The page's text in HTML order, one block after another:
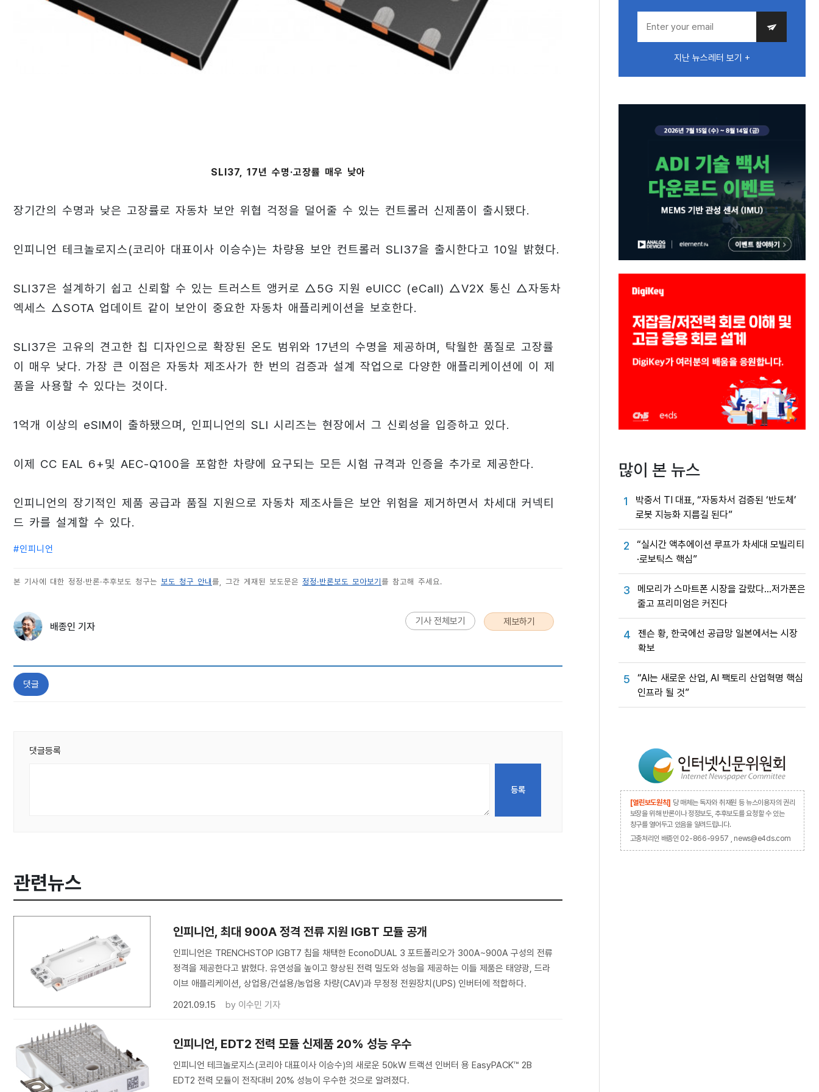
SLI37, 17년 수명·고장률 매우 낮아
장기간의 수명과 낮은 고장률로 자동차 보안 위협 걱정을 덜어줄 수 있는 컨트롤러 신제품이 출시됐다.
인피니언 테크놀로지스(코리아 대표이사 이승수)는 차량용 보안 컨트롤러 SLI37을 출시한다고 10일 밝혔다.
SLI37은 설계하기 쉽고 신뢰할 수 있는 트러스트 앵커로 △5G 지원 eUICC (eCall) △V2X 통신 △자동차
엑세스 △SOTA 업데이트 같이 보안이 중요한 자동차 애플리케이션을 보호한다.
SLI37은 고유의 견고한 칩 디자인으로 확장된 온도 범위와 17년의 수명을 제공하며, 탁월한 품질로 고장률
이 매우 낮다. 가장 큰 이점은 자동차 제조사가 한 번의 검증과 설계 작업으로 다양한 애플리케이션에 이 제
품을 사용할 수 있다는 것이다.
1억개 이상의 eSIM이 출하됐으며, 인피니언의 SLI 시리즈는 현장에서 그 신뢰성을 입증하고 있다.
이제 CC EAL 6+및 AEC-Q100을 포함한 차량에 요구되는 모든 시험 규격과 인증을 추가로 제공한다.
인피니언의 장기적인 제품 공급과 품질 지원으로 자동차 제조사들은 보안 위험을 제거하면서 차세대 커넥티
드 카를 설계할 수 있다.
#인피니언
본 기사에 대한 정정·반론·추후보도 청구는 보도 청구 안내를, 그간 게재된 보도문은 정정·반론보도 모아보기를 참고해 주세요.
배종인 기자 기사 전체보기 제보하기
댓글
댓글등록
관련뉴스
인피니언, 최대 900A 정격 전류 지원 IGBT 모듈 공개
인피니언은 TRENCHSTOP IGBT7 칩을 채택한 EconoDUAL 3 포트폴리오가 300A~900A 구성의 전류
정격을 제공한다고 밝혔다. 유연성을 높이고 향상된 전력 밀도와 성능을 제공하는 이들 제품은 태양광, 드라
이브 애플리케이션, 상업용/건설용/농업용 차량(CAV)과 무정정 전원장치(UPS) 인버터에 적합하다.
2021.09.15
by 이수민 기자
인피니언, EDT2 전력 모듈 신제품 20% 성능 우수
인피니언 테크놀로지스(코리아 대표이사 이승수)의 새로운 50kW 트랙션 인버터 용 EasyPACK™ 2B
EDT2 전력 모듈이 전작대비 20% 성능이 우수한 것으로 알려졌다.
지난 뉴스레터 보기 +
많이 본 뉴스
1
박중서 TI 대표, “자동차서 검증된 ‘반도체’
로봇 지능화 지름길 된다”
2
“실시간 액추에이션 루프가 차세대 모빌리티
·로보틱스 핵심”
3
메모리가 스마트폰 시장을 갈랐다…저가폰은
줄고 프리미엄은 커진다
4
젠슨 황, 한국에선 공급망 일본에서는 시장
확보
5
“AI는 새로운 산업, AI 팩토리 산업혁명 핵심
인프라 될 것”
[열린보도원칙] 당 매체는 독자와 취재원 등 뉴스이용자의 권리
보장을 위해 반론이나 정정보도, 추후보도를 요청할 수 있는
창구를 열어두고 있음을 알려드립니다.
고충처리인 배종인 02-866-9957 , news@e4ds.com